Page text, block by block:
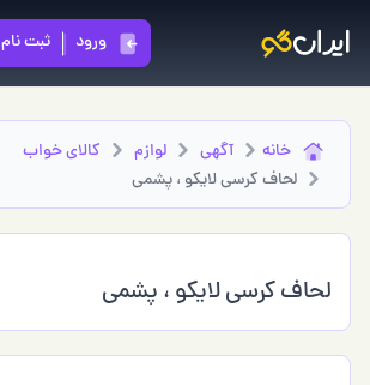
ورود
ثبت نام
خانه آگهی لوازم
كالاي خواب
لحاف کرسی لایکو ، پشمی
لحاف کرسی لایکو ، پشمی